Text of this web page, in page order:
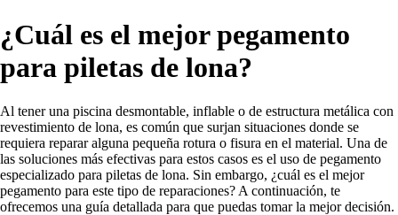
¿Cuál es el mejor pegamento
para piletas de lona?
Al tener una piscina desmontable, inflable o de estructura metálica con
revestimiento de lona, es común que surjan situaciones donde se
requiera reparar alguna pequeña rotura o fisura en el material. Una de
las soluciones más efectivas para estos casos es el uso de pegamento
especializado para piletas de lona. Sin embargo, ¿cuál es el mejor
pegamento para este tipo de reparaciones? A continuación, te
ofrecemos una guía detallada para que puedas tomar la mejor decisión.